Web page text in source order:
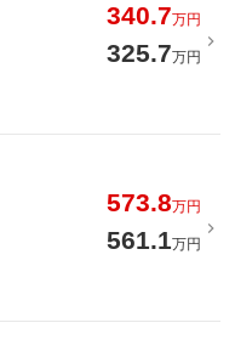
340.7万円
325.7万円
573.8万円
561.1万円